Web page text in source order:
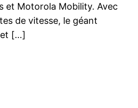
et Motorola Mobility. Avec
de vitesse, le géant
et […]